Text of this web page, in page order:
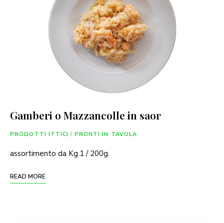
Gamberi o Mazzancolle in saor
PRODOTTI ITTICI / PRONTI IN TAVOLA
assortimento da Kg.1 / 200g.
READ MORE